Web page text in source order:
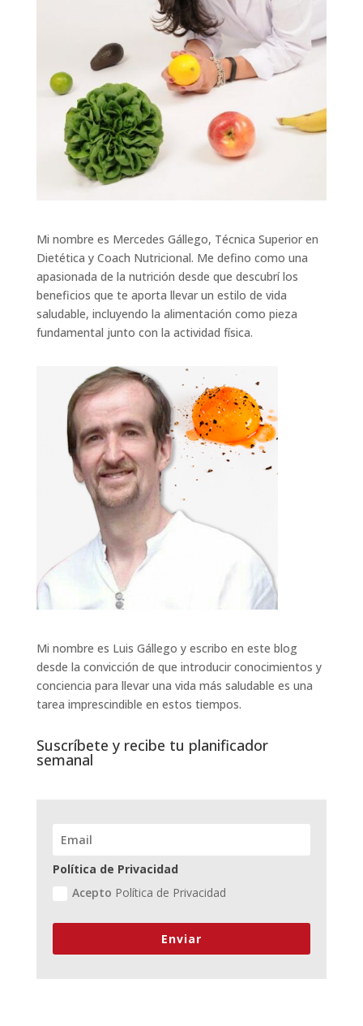
Mi nombre es Mercedes Gállego, Técnica Superior en
Dietética y Coach Nutricional. Me defino como una
apasionada de la nutrición desde que descubrí los
beneficios que te aporta llevar un estilo de vida
saludable, incluyendo la alimentación como pieza
fundamental junto con la actividad física.
Mi nombre es Luis Gállego y escribo en este blog
desde la convicción de que introducir conocimientos y
conciencia para llevar una vida más saludable es una
tarea imprescindible en estos tiempos.
Suscríbete y recibe tu planificador
semanal
Política de Privacidad
Acepto Política de Privacidad
Enviar